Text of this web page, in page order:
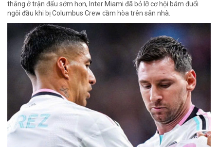
thắng ở trận đấu sớm hơn, Inter Miami đã bỏ lỡ cơ hội bám đuổi
ngôi đầu khi bị Columbus Crew cầm hòa trên sân nhà.